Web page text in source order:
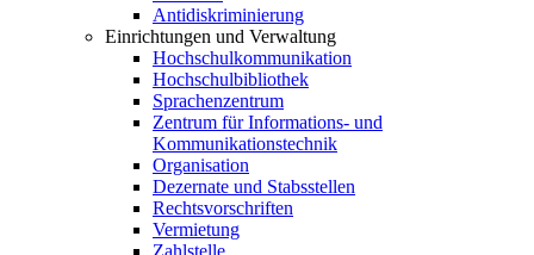
Antidiskriminierung
Einrichtungen und Verwaltung
Hochschulkommunikation
Hochschulbibliothek
Sprachenzentrum
Zentrum für Informations- und
Kommunikationstechnik
Organisation
Dezernate und Stabsstellen
Rechtsvorschriften
Vermietung